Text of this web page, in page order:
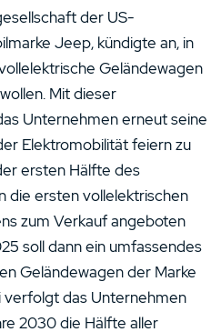
der US-
Jeep, kündigte an, in
Geländewagen
Mit dieser
Unternehmen erneut seine
Elektromobilität feiern zu
ersten Hälfte des
die ersten vollelektrischen
zum Verkauf angeboten
soll dann ein umfassendes
Geländewagen der Marke
das Unternehmen
2030 die Hälfte aller